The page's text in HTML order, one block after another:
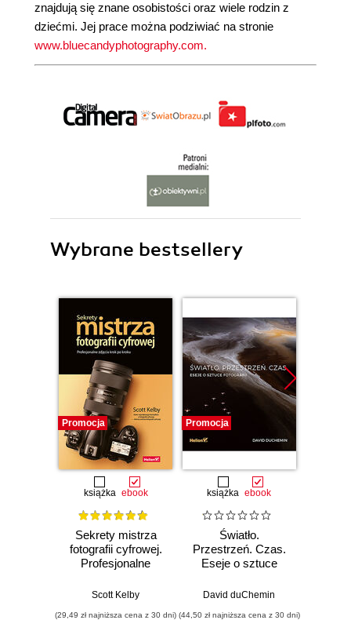
znajdują się znane osobistości oraz wiele rodzin z
dziećmi. Jej prace można podziwiać na stronie
www.bluecandyphotography.com.
Wybrane bestsellery
Promocja
książka ebook
Sekrety mistrza
fotografii cyfrowej.
Profesjonalne
kroku
Scott Kelby
(29,49 zł najniższa cena z 30 dni)
Promocja
książka ebook
Światło.
Przestrzeń. Czas.
Eseje o sztuce
David duChemin
(44,50 zł najniższa cena z 30 dni)